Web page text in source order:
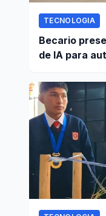
TECNOLOGIA
Becario
de IA para